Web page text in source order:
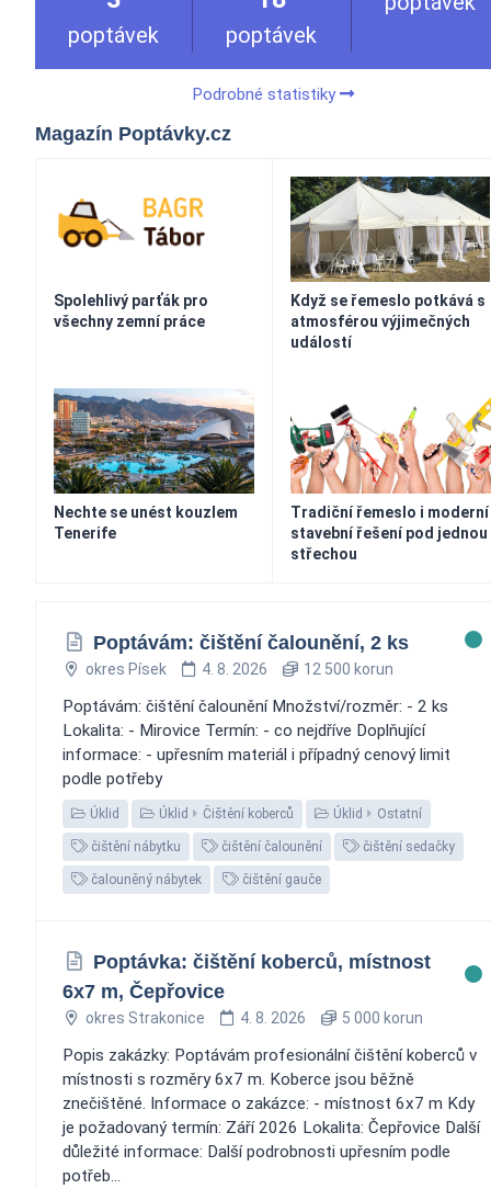
poptávek poptávek
Podrobné statistiky
Magazín Poptávky.cz
Spolehlivý parťák pro
všechny zemní práce
Když se řemeslo potkává s
atmosférou výjimečných
událostí
Nechte se unést kouzlem
Tenerife
Tradiční řemeslo i moderní
stavební řešení pod jednou
střechou
Poptávám: čištění čalounění, 2 ks
okres Písek 4. 8. 2026 12 500 korun
Poptávám: čištění čalounění Množství/rozměr: - 2 ks
Lokalita: - Mirovice Termín: - co nejdříve Doplňující
informace: - upřesním materiál i případný cenový limit
podle potřeby
Úklid Úklid Čištění koberců Úklid Ostatní
čištění nábytku čištění čalounění čištění sedačky
čalouněný nábytek čištění gauče
Poptávka: čištění koberců, místnost
6x7 m, Čepřovice
okres Strakonice 4. 8. 2026 5 000 korun
Popis zakázky: Poptávám profesionální čištění koberců v
místnosti s rozměry 6x7 m. Koberce jsou běžně
znečištěné. Informace o zakázce: - místnost 6x7 m Kdy
je požadovaný termín: Září 2026 Lokalita: Čepřovice Další
důležité informace: Další podrobnosti upřesním podle
potřeb...